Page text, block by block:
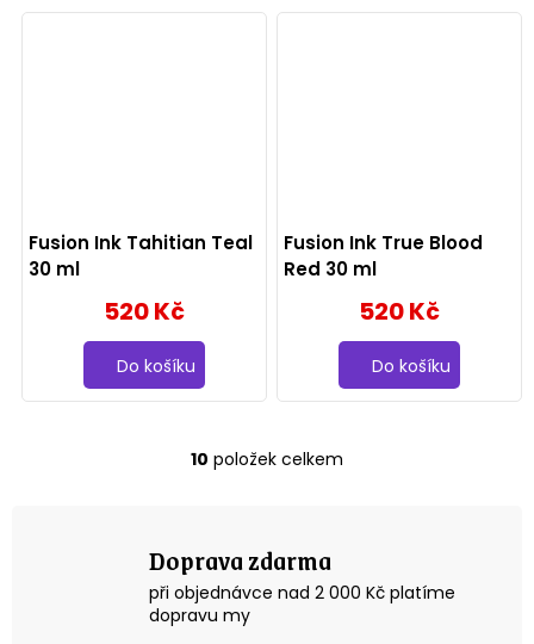
Fusion Ink Tahitian Teal
30 ml
520 Kč
Do košíku
Fusion Ink True Blood
Red 30 ml
520 Kč
Do košíku
O
d
a
c
10 položek celkem
Doprava zdarma
při objednávce nad 2 000 Kč platíme
dopravu my